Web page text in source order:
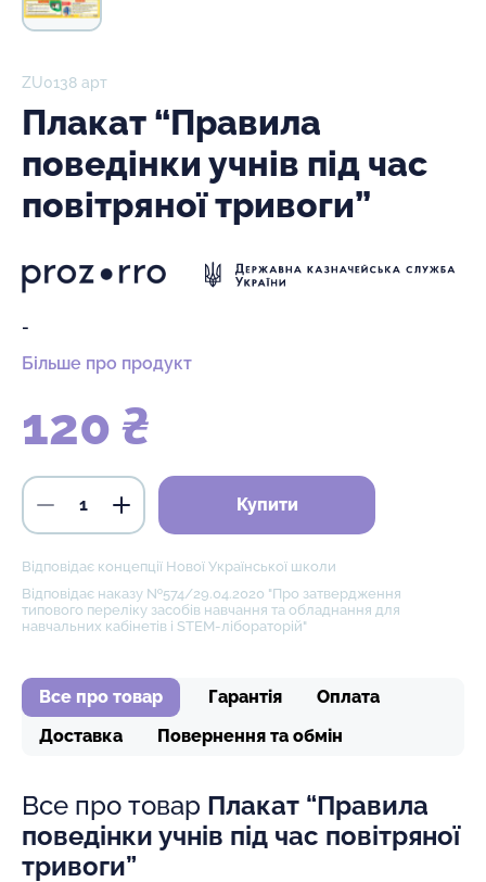
ZU0138 арт
Плакат “Правила
поведінки учнів під час
повітряної тривоги”
-
Більше про продукт
120 ₴
Купити
Відповідає концепції Нової Української школи
Відповідає наказу №574/29.04.2020 "Про затвердження
типового переліку засобів навчання та обладнання для
навчальних кабінетів і STEM-лібораторій"
Все про товар Гарантія
Оплата
Доставка
Повернення та обмін
Все про товар Плакат “Правила
поведінки учнів під час повітряної
тривоги”